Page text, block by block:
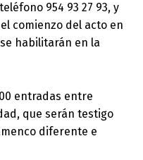
954 93 27 93, y
comienzo del acto en
habilitarán en la
entradas entre
que serán testigo
diferente e